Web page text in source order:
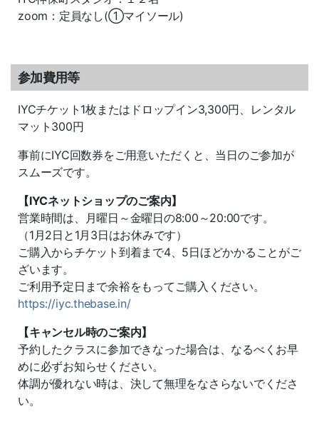
zoom：定員なし(①マイソール)
参加費用等
IYCチケット1枚またはドロップイン3,300円、レンタル
マット300円
事前にIYC回数券をご用意いただくと、当日のご参加が
スムーズです。
【IYCネットショップのご案内】
営業時間は、月曜日～金曜日の8:00～20:00です。
（1月2日と1月3日はお休みです）
ご購入からチケット到着まで4、5日ほどかかることがご
ざいます。
ご利用予定日まで余裕をもってご購入ください。
https://iyc.thebase.in/
【キャンセル時のご案内】
予約したクラスに参加できなった場合は、なるべくお早
めに必ずお知らせください。
体調が優れない時は、決して無理をなさらないでくださ
い。